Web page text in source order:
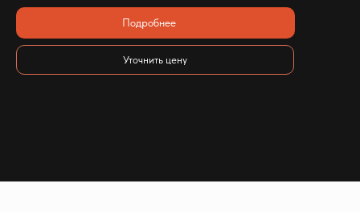
Подробнее
Уточнить цену